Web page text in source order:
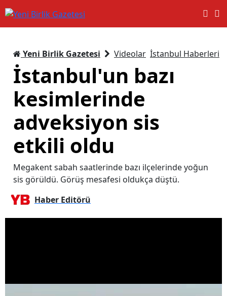
Yeni Birlik Gazetesi Videolar İstanbul Haberleri
İstanbul'un bazı
kesimlerinde
adveksiyon sis
etkili oldu
Megakent sabah saatlerinde bazı ilçelerinde yoğun
sis görüldü. Görüş mesafesi oldukça düştü.
Haber Editörü